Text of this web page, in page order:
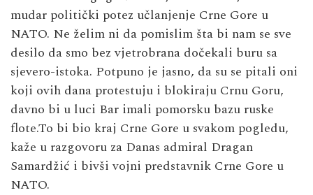
mudar politički potez učlanjenje Crne Gore u
NATO. Ne želim ni da pomislim šta bi nam se sve
desilo da smo bez vjetrobrana dočekali buru sa
sjevero-istoka. Potpuno je jasno, da su se pitali oni
koji ovih dana protestuju i blokiraju Crnu Goru,
davno bi u luci Bar imali pomorsku bazu ruske
flote.To bi bio kraj Crne Gore u svakom pogledu,
kaže u razgovoru za Danas admiral Dragan
Samardžić i bivši vojni predstavnik Crne Gore u
NATO.